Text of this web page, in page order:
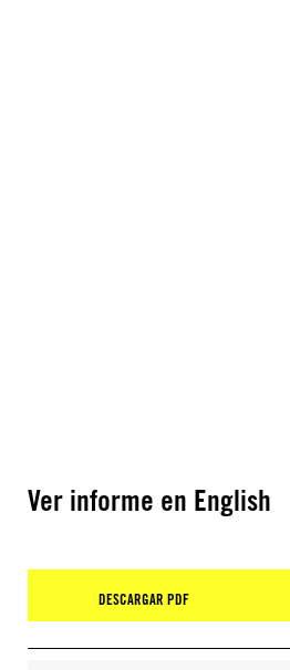
Ver informe en English
DESCARGAR PDF